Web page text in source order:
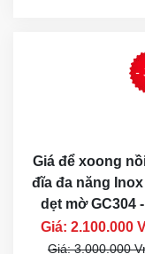
-
Giá để xoong
đĩa đa năng
dẹt mờ GC304
Giá: 2.100.000
Giá: 3.000.000